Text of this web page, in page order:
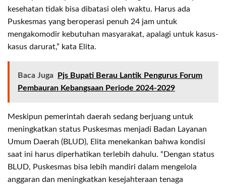
kesehatan tidak bisa dibatasi oleh waktu. Harus ada
Puskesmas yang beroperasi penuh 24 jam untuk
mengakomodir kebutuhan masyarakat, apalagi untuk kasus-
kasus darurat,” kata Elita.
Baca Juga
Pjs Bupati Berau Lantik Pengurus Forum
Pembauran Kebangsaan Periode 2024-2029
Meskipun pemerintah daerah sedang berjuang untuk
meningkatkan status Puskesmas menjadi Badan Layanan
Umum Daerah (BLUD), Elita menekankan bahwa kondisi
saat ini harus diperhatikan terlebih dahulu. “Dengan status
BLUD, Puskesmas bisa lebih mandiri dalam mengelola
anggaran dan meningkatkan kesejahteraan tenaga